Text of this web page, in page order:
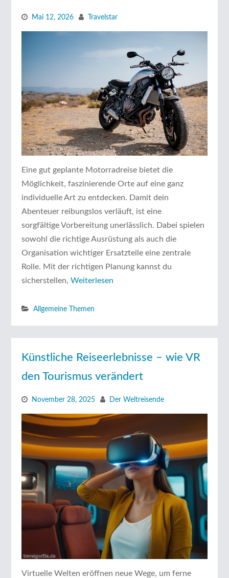
Mai 12, 2026 Travelstar
Eine gut geplante Motorradreise bietet die
Möglichkeit, faszinierende Orte auf eine ganz
individuelle Art zu entdecken. Damit dein
Abenteuer reibungslos verläuft, ist eine
sorgfältige Vorbereitung unerlässlich. Dabei spielen
sowohl die richtige Ausrüstung als auch die
Organisation wichtiger Ersatzteile eine zentrale
Rolle. Mit der richtigen Planung kannst du
sicherstellen, Weiterlesen
Allgemeine Themen
Künstliche Reiseerlebnisse – wie VR
den Tourismus verändert
November 28, 2025 Der Weltreisende
Virtuelle Welten eröffnen neue Wege, um ferne